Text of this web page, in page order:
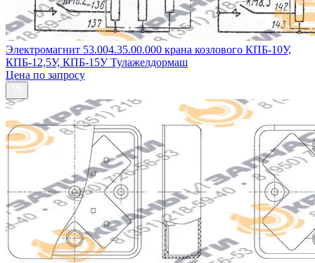
Электромагнит 53.004.35.00.000 крана козлового КПБ-10У,
КПБ-12,5У, КПБ-15У Тулажелдормаш
Цена по запросу